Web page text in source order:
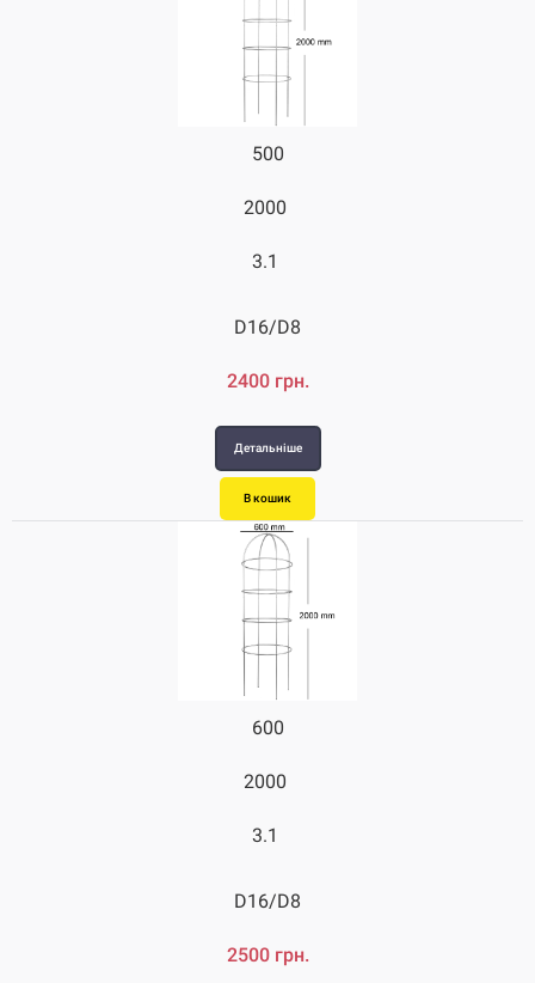
500
2000
3.1
D16/D8
2400 грн.
Детальніше
В кошик
600
2000
3.1
D16/D8
2500 грн.
600
2800
4.2
D16/D8
3500 грн.
Детальніше
В кошик
700
2800
4.3
D16/D8
3590 грн.